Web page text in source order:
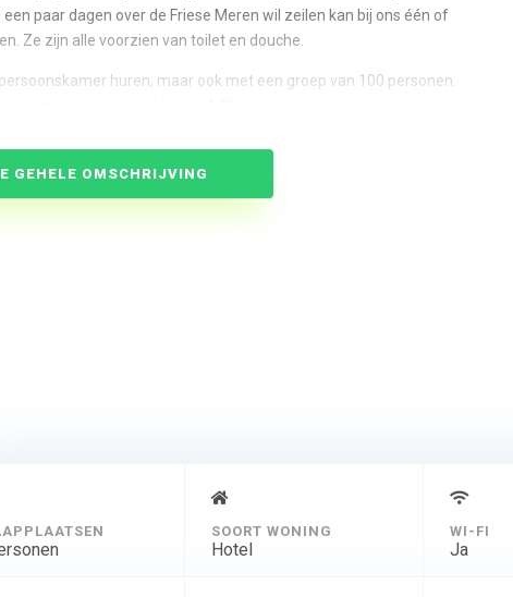
paar dagen over de Friese Meren wil zeilen kan bij ons één of
Ze zijn alle voorzien van toilet en douche.
huren, maar ook met een groep van 100 personen.
de lunch of een lunchpakket, een warme maaltijd of een
barbecue.
GEHELE OMSCHRIJVING
SOORT WONING
Hotel
WI-FI
Ja